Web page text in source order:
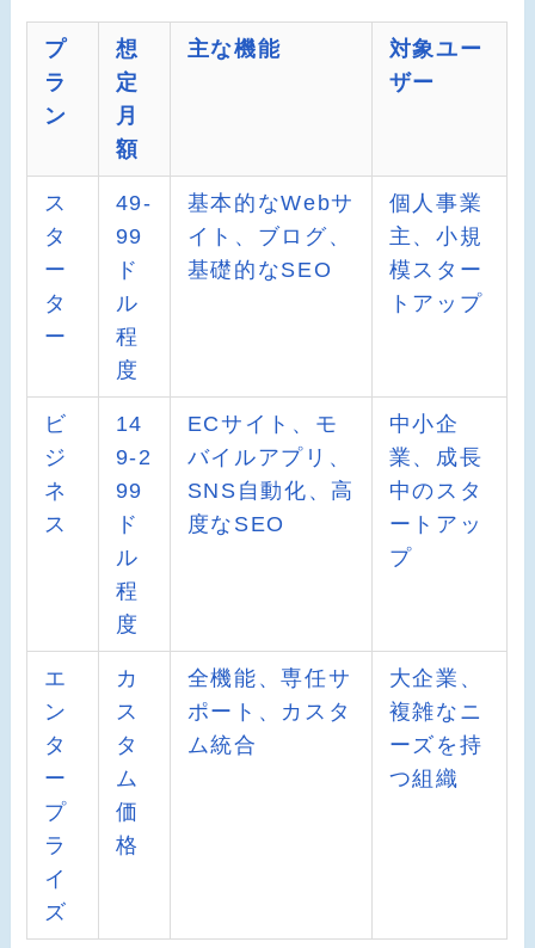
プ
ラ
ン
想
定
月
額
主な機能
対象ユー
ザー
ス
タ
ー
タ
ー
49-
99
ド
ル
程
度
基本的なWebサ
イト、ブログ、
基礎的なSEO
個人事業
主、小規
模スター
トアップ
ビ
ジ
ネ
ス
14
9-2
99
ド
ル
程
度
ECサイト、モ
バイルアプリ、
SNS自動化、高
度なSEO
中小企
業、成長
中のスタ
ートアッ
プ
エ
ン
タ
ー
プ
ラ
イ
ズ
カ
ス
タ
ム
価
格
全機能、専任サ
ポート、カスタ
ム統合
大企業、
複雑なニ
ーズを持
つ組織